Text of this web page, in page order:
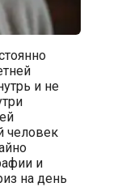
и не
человек
и
на день